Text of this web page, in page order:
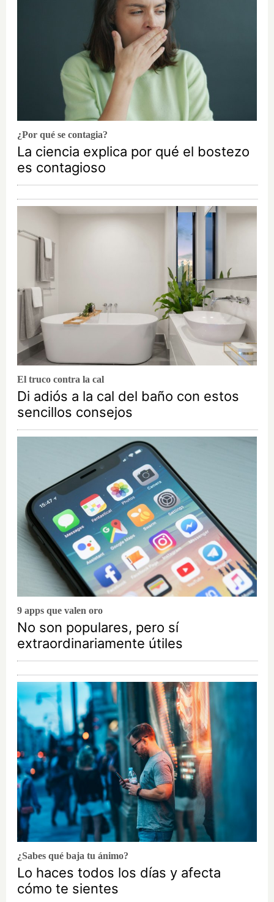
¿Por qué se contagia?
La ciencia explica por qué el bostezo
es contagioso
El truco contra la cal
Di adiós a la cal del baño con estos
sencillos consejos
9 apps que valen oro
No son populares, pero sí
extraordinariamente útiles
¿Sabes qué baja tu ánimo?
Lo haces todos los días y afecta
cómo te sientes